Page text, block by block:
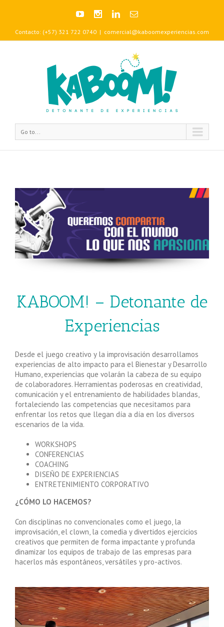
Contacto: (+57) 321 722 0740 | comercial@kaboomexperiencias.com
Go to...
KABOOM! – Detonante de
Experiencias
Desde el juego creativo y la improvisación desarrollamos
experiencias de alto impacto para el Bienestar y Desarrollo
Humano, experiencias que volarán la cabeza de su equipo
de colaboradores. Herramientas poderosas en creatividad,
comunicación y el entrenamiento de habilidades blandas,
fortaleciendo las competencias que necesitamos para
enfrentar los retos que llegan día a día en los diversos
escenarios de la vida.
WORKSHOPS
CONFERENCIAS
COACHING
DISEÑO DE EXPERIENCIAS
ENTRETENIMIENTO CORPORATIVO
¿CÓMO LO HACEMOS?
Con disciplinas no convencionales como el juego, la
improvisación, el clown, la comedia y divertidos ejercicios
creativos que permiten de forma impactante y profunda
dinamizar los equipos de trabajo de las empresas para
hacerlos más espontáneos, versátiles y pro-activos.